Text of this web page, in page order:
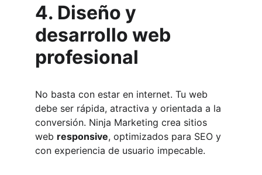
4. Diseño y
desarrollo web
profesional
No basta con estar en internet. Tu web
debe ser rápida, atractiva y orientada a la
conversión. Ninja Marketing crea sitios
web responsive, optimizados para SEO y
con experiencia de usuario impecable.